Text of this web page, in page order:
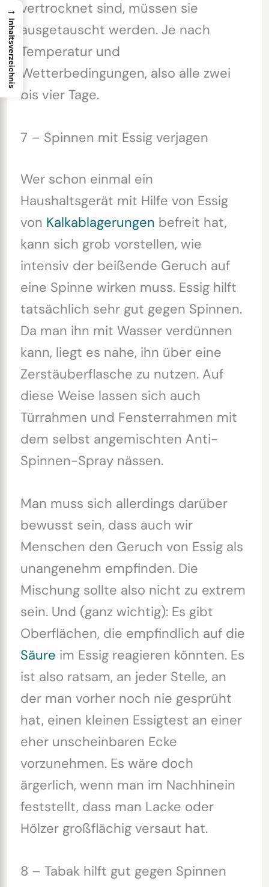
vertrocknet sind, müssen sie
ausgetauscht werden. Je nach
Temperatur und
Wetterbedingungen, also alle zwei
bis vier Tage.
7 – Spinnen mit Essig verjagen
Wer schon einmal ein
Haushaltsgerät mit Hilfe von Essig
von Kalkablagerungen befreit hat,
kann sich grob vorstellen, wie
intensiv der beißende Geruch auf
eine Spinne wirken muss. Essig hilft
tatsächlich sehr gut gegen Spinnen.
Da man ihn mit Wasser verdünnen
kann, liegt es nahe, ihn über eine
Zerstäuberflasche zu nutzen. Auf
diese Weise lassen sich auch
Türrahmen und Fensterrahmen mit
dem selbst angemischten Anti-
Spinnen-Spray nässen.
Man muss sich allerdings darüber
bewusst sein, dass auch wir
Menschen den Geruch von Essig als
unangenehm empfinden. Die
Mischung sollte also nicht zu extrem
sein. Und (ganz wichtig): Es gibt
Oberflächen, die empfindlich auf die
Säure im Essig reagieren könnten. Es
ist also ratsam, an jeder Stelle, an
der man vorher noch nie gesprüht
hat, einen kleinen Essigtest an einer
eher unscheinbaren Ecke
vorzunehmen. Es wäre doch
ärgerlich, wenn man im Nachhinein
feststellt, dass man Lacke oder
Hölzer großflächig versaut hat.
8 – Tabak hilft gut gegen Spinnen
→
Inhaltsverzeichnis